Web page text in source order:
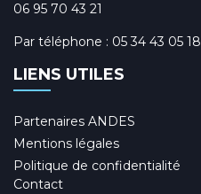
06 95 70 43 21
Par téléphone : 05 34 43 05 18
LIENS UTILES
Partenaires ANDES
Mentions légales
Politique de confidentialité
Contact